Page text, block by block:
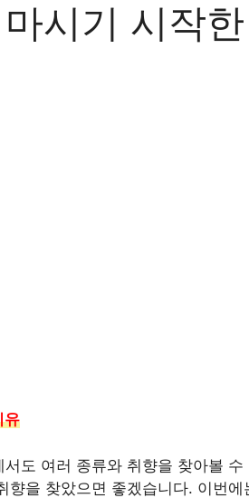
시기 시작
유
도 여러 종류와 취향을 찾아볼
향을 찾았으면 좋겠습니다. 이번